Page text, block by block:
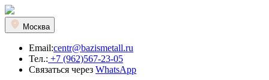
Москва
Email:centr@bazismetall.ru
Тел.: +7 (962)567-23-05
Связаться через WhatsApp